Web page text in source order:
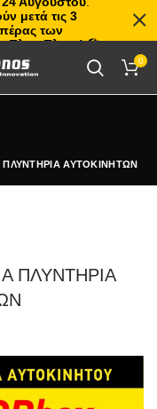
0
ΠΛΥΝΤΗΡΙΑ ΑΥΤΟΚΙΝΗΤΩΝ
ΠΛΥΝΤΗΡΙΑ
μετά τις 3
των
Πλιτς Πλατς!🏖️🌊